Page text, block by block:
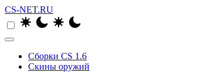
CS-NET.RU
Сборки CS 1.6
Скины оружий